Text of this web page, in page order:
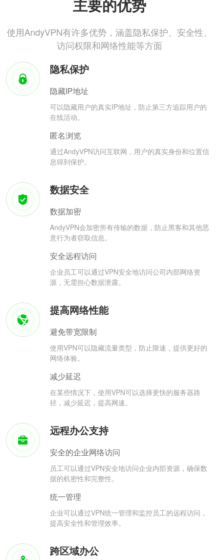
主要的优势
使用AndyVPN有许多优势，涵盖隐私保护、安全性、
访问权限和网络性能等方面
隐私保护
隐藏IP地址
可以隐藏用户的真实IP地址，防止第三方追踪用户的
在线活动。
匿名浏览
通过AndyVPN访问互联网，用户的真实身份和位置信
息得到保护。
数据安全
数据加密
AndyVPN会加密所有传输的数据，防止黑客和其他恶
意行为者窃取信息。
安全远程访问
企业员工可以通过VPN安全地访问公司内部网络资
源，无需担心数据泄露。
提高网络性能
避免带宽限制
使用VPN可以隐藏流量类型，防止限速，提供更好的
网络体验。
减少延迟
在某些情况下，使用VPN可以选择更快的服务器路
径，减少延迟，提高网速。
远程办公支持
安全的企业网络访问
员工可以通过VPN安全地访问企业内部资源，确保数
据的机密性和完整性。
统一管理
企业可以通过VPN统一管理和监控员工的远程访问，
提高安全性和管理效率。
跨区域办公